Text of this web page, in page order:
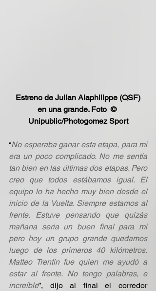
Estreno de Julian Alaphilippe (QSF)
en una grande. Foto  ©
Unipublic/Photogomez Sport
“No esperaba ganar esta etapa, para mi
era un poco complicado. No me sentía
tan bien en las últimas dos etapas. Pero
creo que todos estábamos igual. El
equipo lo ha hecho muy bien desde el
inicio de la Vuelta. Siempre estamos al
frente. Estuve pensando que quizás
mañana seria un buen final para mi
pero hoy un grupo grande quedamos
luego de los primeros 40 kilómetros.
Matteo Trentin fue quien me ayudó a
estar al frente. No tengo palabras, e
increíble”, dijo al final el corredor